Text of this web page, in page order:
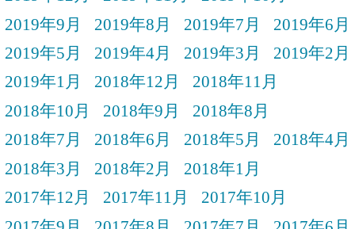
2019年9月
2019年8月 2019年7月
2019年6月
2019年5月
2019年4月 2019年3月
2019年2月
2019年1月
2018年12月
2018年11月
2018年10月
2018年9月
2018年8月
2018年7月
2018年6月 2018年5月
2018年4月
2018年3月
2018年2月
2018年1月
2017年12月
2017年11月
2017年10月